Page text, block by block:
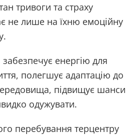
тривоги та страху
не лише на їхню емоційну
забезпечує енергію для
полегшує адаптацію до
підвищує шанси
одужувати.
перебування терцентру